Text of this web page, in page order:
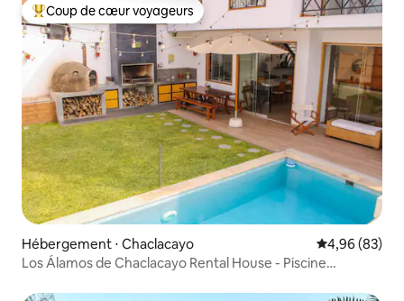
Coups de cœur voyageurs les plus appréciés
Coup de cœur voyageurs
Hébergement ⋅ Chaclacayo Évaluation
4,96 (83)
Los Álamos de Chaclacayo Rental House - Piscine